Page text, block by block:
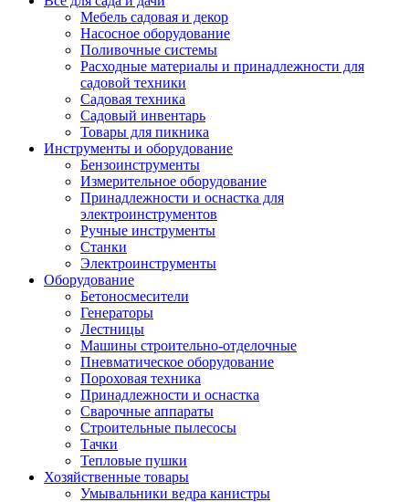
Мебель садовая и декор
Насосное оборудование
Поливочные системы
Расходные материалы и принадлежности для
садовой техники
Садовая техника
Садовый инвентарь
Товары для пикника
Инструменты и оборудование
Бензоинструменты
Измерительное оборудование
Принадлежности и оснастка для
электроинструментов
Ручные инструменты
Станки
Электроинструменты
Оборудование
Бетоносмесители
Генераторы
Лестницы
Машины строительно-отделочные
Пневматическое оборудование
Пороховая техника
Принадлежности и оснастка
Сварочные аппараты
Строительные пылесосы
Тачки
Тепловые пушки
Хозяйственные товары
Умывальники ведра канистры